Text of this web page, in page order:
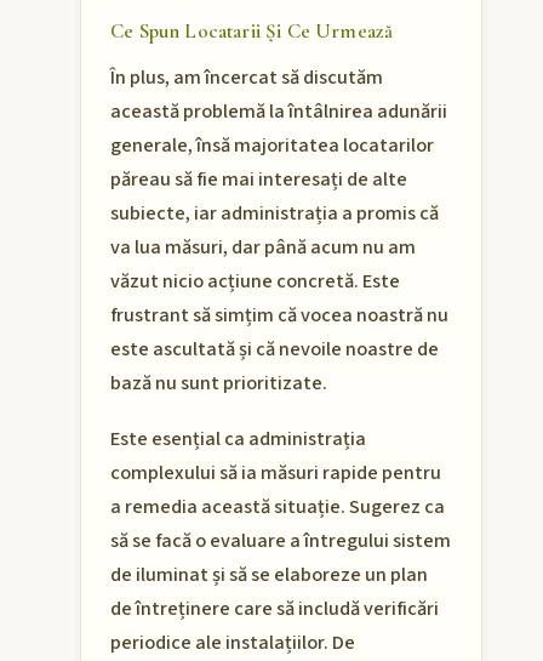
Ce Spun Locatarii Și Ce Urmează
În plus, am încercat să discutăm
această problemă la întâlnirea adunării
generale, însă majoritatea locatarilor
păreau să fie mai interesați de alte
subiecte, iar administrația a promis că
va lua măsuri, dar până acum nu am
văzut nicio acțiune concretă. Este
frustrant să simțim că vocea noastră nu
este ascultată și că nevoile noastre de
bază nu sunt prioritizate.
Este esențial ca administrația
complexului să ia măsuri rapide pentru
a remedia această situație. Sugerez ca
să se facă o evaluare a întregului sistem
de iluminat și să se elaboreze un plan
de întreținere care să includă verificări
periodice ale instalațiilor. De